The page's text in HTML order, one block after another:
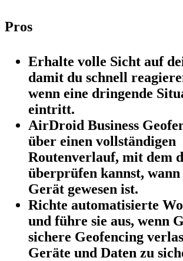
Pros
Erhalte volle Sicht auf
damit du schnell
wenn eine dringende
eintritt.
AirDroid Business
über einen vollständigen
Routenverlauf, mit dem
überprüfen kannst, wann
Gerät gewesen ist.
Richte automatisierte
und führe sie aus, wenn
sichere Geofencing
Geräte und Daten zu